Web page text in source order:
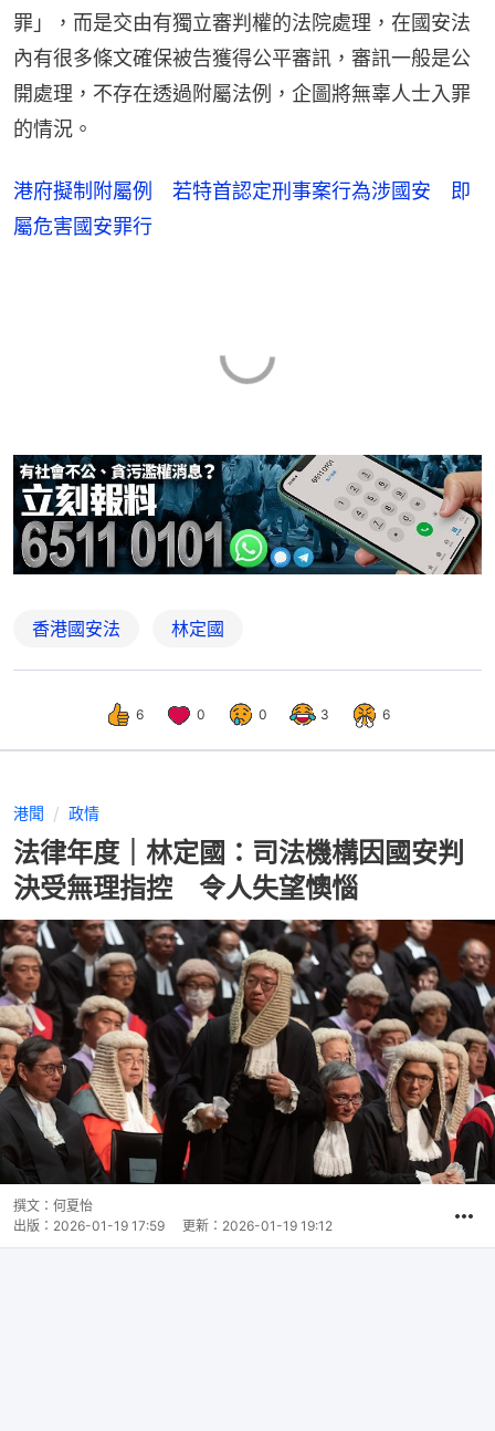
罪」，而是交由有獨立審判權的法院處理，在國安法
內有很多條文確保被告獲得公平審訊，審訊一般是公
開處理，不存在透過附屬法例，企圖將無辜人士入罪
的情況。
港府擬制附屬例 若特首認定刑事案行為涉國安 即
屬危害國安罪行
香港國安法 林定國
6 0 0 3 6
港聞 政情
法律年度｜林定國：司法機構因國安判
決受無理指控 令人失望懊惱
撰文： 何夏怡
出版： 2026-01-19 17:59 更新： 2026-01-19 19:12